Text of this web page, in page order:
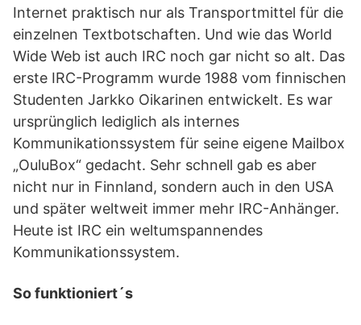
Internet praktisch nur als Transportmittel für die
einzelnen Textbotschaften. Und wie das World
Wide Web ist auch IRC noch gar nicht so alt. Das
erste IRC-Programm wurde 1988 vom finnischen
Studenten Jarkko Oikarinen entwickelt. Es war
ursprünglich lediglich als internes
Kommunikationssystem für seine eigene Mailbox
„OuluBox“ gedacht. Sehr schnell gab es aber
nicht nur in Finnland, sondern auch in den USA
und später weltweit immer mehr IRC-Anhänger.
Heute ist IRC ein weltumspannendes
Kommunikationssystem.
So funktioniert´s